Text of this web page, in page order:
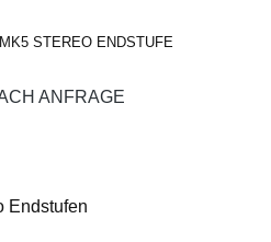
STEREO ENDSTUFE
ANFRAGE